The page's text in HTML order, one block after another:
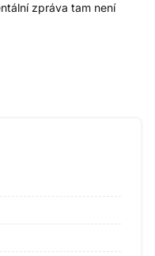
zpráva tam není